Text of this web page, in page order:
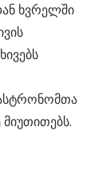
ხვრელში